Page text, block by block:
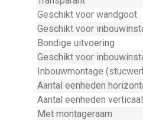
Geschikt voor wandgoot
Geschikt voor
Bondige uitvoering
Geschikt voor
Inbouwmontage
Aantal eenheden
Aantal eenheden verticaal
Met montageraam